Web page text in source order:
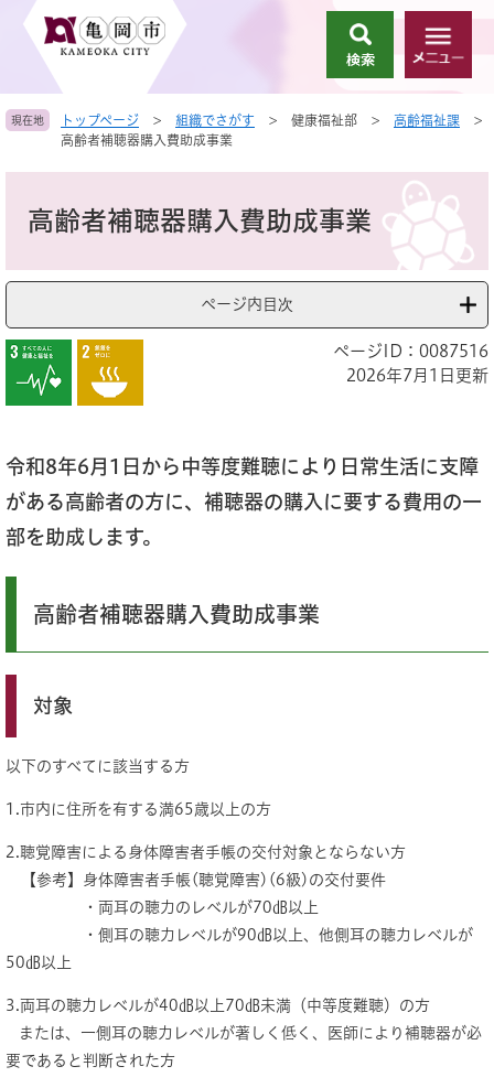
頭
す
飛
し
索
メ
ニ
ー
現在地 トップページ > 組織でさがす > 健康福祉部 > 高齢福祉課
>
高齢者補聴器購入費助成事業
高齢者補聴器購入費助成事業
ページ内目次
ページID：0087516
2026年7月1日更新
令和8年6月1日から中等度難聴により日常生活に支障
がある高齢者の方に、補聴器の購入に要する費用の一
部を助成します。​
高齢者補聴器購入費助成事業
対象
以下のすべてに該当する方
1.市内に住所を有する満65歳以上の方
2.聴覚障害による身体障害者手帳の交付対象とならない方
【参考】身体障害者手帳(聴覚障害)(6級)の交付要件
・両耳の聴力のレベルが70㏈以上
・側耳の聴力レベルが90㏈以上、他側耳の聴力レベルが
50㏈以上
3.両耳の聴力レベルが40㏈以上70㏈未満（中等度難聴）の方
または、一側耳の聴力レベルが著しく低く、医師により補聴器が必
要であると判断された方